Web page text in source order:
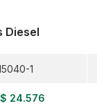
Diesel
1
24.576